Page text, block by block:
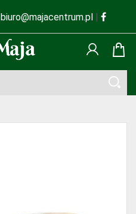
biuro@majacentrum.pl |